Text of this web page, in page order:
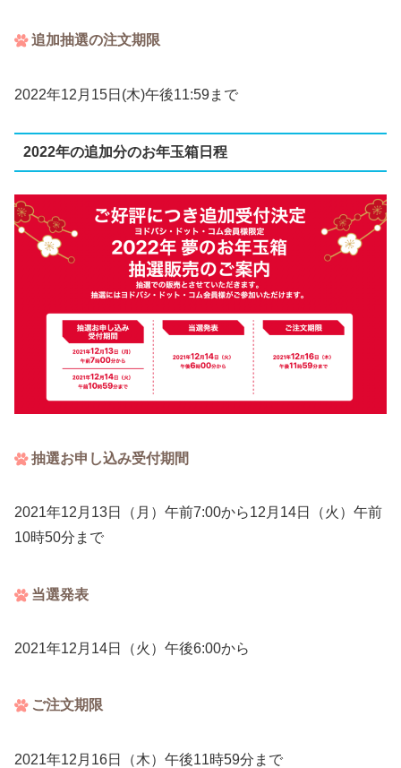
追加抽選の注文期限
2022年12月15日(木)午後11:59まで
2022年の追加分のお年玉箱日程
抽選お申し込み受付期間
2021年12月13日（月）午前7:00から12月14日（火）午前
10時50分まで
当選発表
2021年12月14日（火）午後6:00から
ご注文期限
2021年12月16日（木）午後11時59分まで